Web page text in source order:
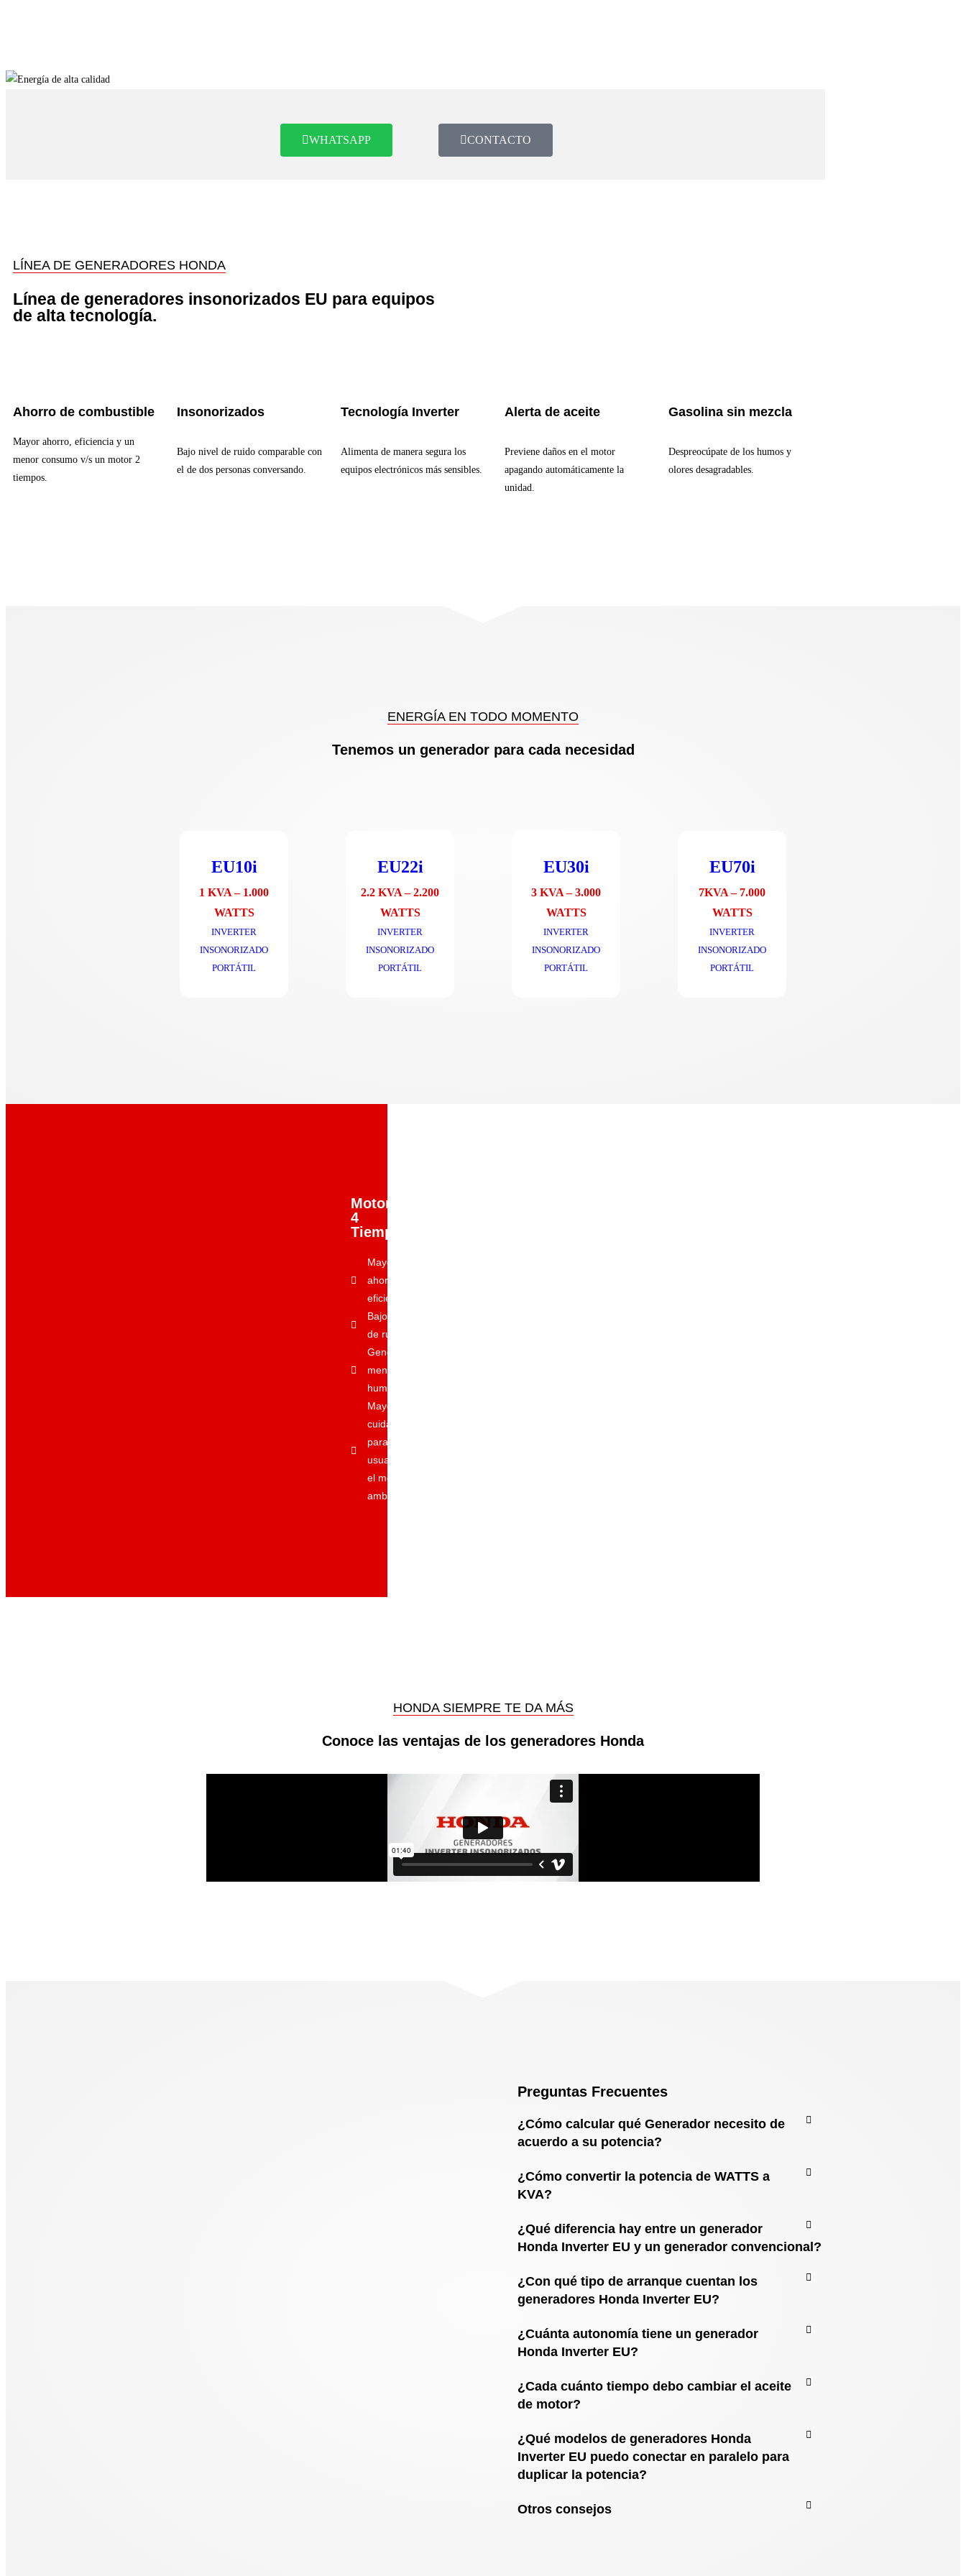
WHATSAPP CONTACTO
LÍNEA DE GENERADORES HONDA
Línea de generadores insonorizados EU para equipos
de alta tecnología.
Ahorro de combustible
Mayor ahorro, eficiencia y un
menor consumo v/s un motor 2
tiempos.
Insonorizados
Bajo nivel de ruido comparable con
el de dos personas conversando.
Tecnología Inverter
Alimenta de manera segura los
equipos electrónicos más sensibles.
Alerta de aceite
Previene daños en el motor
apagando automáticamente la
unidad.
Gasolina sin mezcla
Despreocúpate de los humos y
olores desagradables.
ENERGÍA EN TODO MOMENTO
Tenemos un generador para cada necesidad
EU10i
1 KVA – 1.000
WATTS
INVERTER
INSONORIZADO
PORTÁTIL
EU22i
2.2 KVA – 2.200
WATTS
INVERTER
INSONORIZADO
PORTÁTIL
EU30i
3 KVA – 3.000
WATTS
INVERTER
INSONORIZADO
PORTÁTIL
EU70i
7KVA – 7.000
WATTS
INVERTER
INSONORIZADO
PORTÁTIL
Motores
4
Tiempos
Mayor
ahorro y
eficiencia.
Bajo nivel
de ruido.
Generan
menos
humo.
Mayor
cuidado
para el
usuario y
el medio
ambiente.
HONDA SIEMPRE TE DA MÁS
Conoce las ventajas de los generadores Honda
Preguntas Frecuentes
¿Cómo calcular qué Generador necesito de
acuerdo a su potencia?
¿Cómo convertir la potencia de WATTS a
KVA?
¿Qué diferencia hay entre un generador
Honda Inverter EU y un generador convencional?
¿Con qué tipo de arranque cuentan los
generadores Honda Inverter EU?
¿Cuánta autonomía tiene un generador
Honda Inverter EU?
¿Cada cuánto tiempo debo cambiar el aceite
de motor?
¿Qué modelos de generadores Honda
Inverter EU puedo conectar en paralelo para
duplicar la potencia?
Otros consejos